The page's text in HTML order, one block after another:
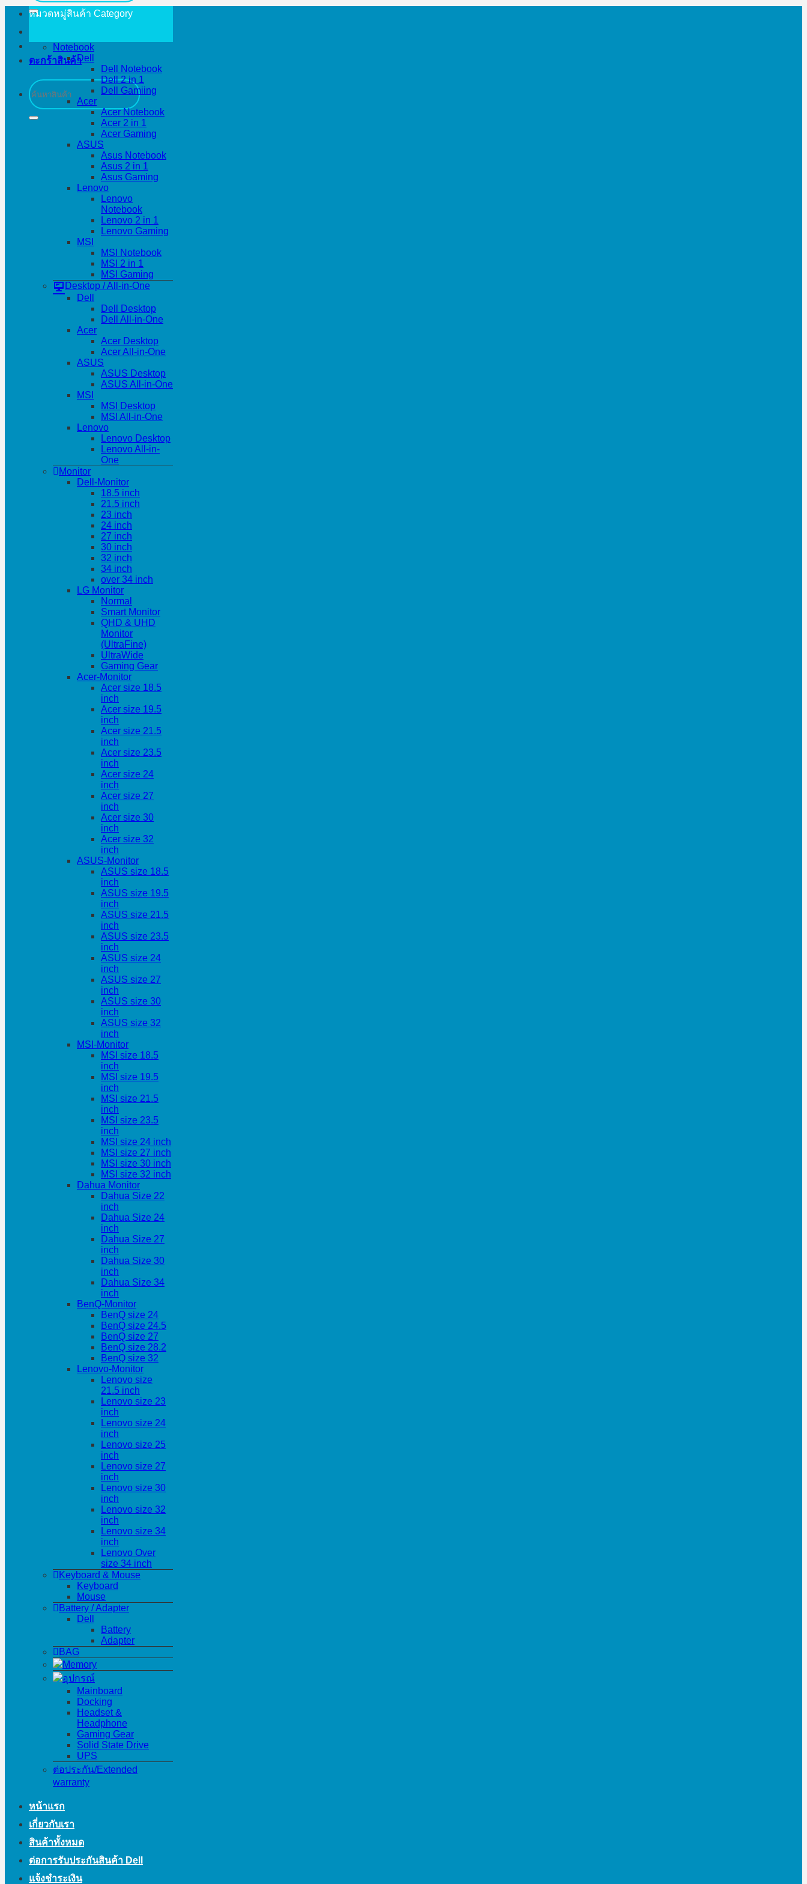
ตะกร้าสินค้า
ค้นหา:
หมวดหมู่สินค้า Category
Notebook
Dell
Dell Notebook
Dell 2 in 1
Dell Gamiing
Acer
Acer Notebook
Acer 2 in 1
Acer Gaming
ASUS
Asus Notebook
Asus 2 in 1
Asus Gaming
Lenovo
Lenovo
Notebook
Lenovo 2 in 1
Lenovo Gaming
MSI
MSI Notebook
MSI 2 in 1
MSI Gaming
Desktop / All-in-One
Dell
Dell Desktop
Dell All-in-One
Acer
Acer Desktop
Acer All-in-One
ASUS
ASUS Desktop
ASUS All-in-One
MSI
MSI Desktop
MSI All-in-One
Lenovo
Lenovo Desktop
Lenovo All-in-
One
Monitor
Dell-Monitor
18.5 inch
21.5 inch
23 inch
24 inch
27 inch
30 inch
32 inch
34 inch
over 34 inch
LG Monitor
Normal
Smart Monitor
QHD & UHD
Monitor
(UltraFine)
UltraWide
Gaming Gear
Acer-Monitor
Acer size 18.5
inch
Acer size 19.5
inch
Acer size 21.5
inch
Acer size 23.5
inch
Acer size 24
inch
Acer size 27
inch
Acer size 30
inch
Acer size 32
inch
ASUS-Monitor
ASUS size 18.5
inch
ASUS size 19.5
inch
ASUS size 21.5
inch
ASUS size 23.5
inch
ASUS size 24
inch
ASUS size 27
inch
ASUS size 30
inch
ASUS size 32
inch
MSI-Monitor
MSI size 18.5
inch
MSI size 19.5
inch
MSI size 21.5
inch
MSI size 23.5
inch
MSI size 24 inch
MSI size 27 inch
MSI size 30 inch
MSI size 32 inch
Dahua Monitor
Dahua Size 22
inch
Dahua Size 24
inch
Dahua Size 27
inch
Dahua Size 30
inch
Dahua Size 34
inch
BenQ-Monitor
BenQ size 24
BenQ size 24.5
BenQ size 27
BenQ size 28.2
BenQ size 32
Lenovo-Monitor
Lenovo size
21.5 inch
Lenovo size 23
inch
Lenovo size 24
inch
Lenovo size 25
inch
Lenovo size 27
inch
Lenovo size 30
inch
Lenovo size 32
inch
Lenovo size 34
inch
Lenovo Over
size 34 inch
Keyboard & Mouse
Keyboard
Mouse
Battery / Adapter
Dell
Battery
Adapter
BAG
Memory
อุปกรณ์
Mainboard
Docking
Headset &
Headphone
Gaming Gear
Solid State Drive
UPS
ต่อประกัน/Extended
warranty
หน้าแรก
เกี่ยวกับเรา
สินค้าทั้งหมด
ต่อการรับประกันสินค้า Dell
แจ้งชำระเงิน